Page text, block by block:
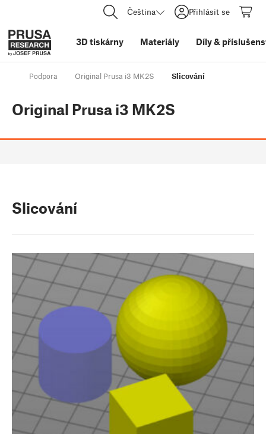
Čeština Přihlásit se
3D tiskárny Materiály Díly&
Podpora Original Prusa i3 MK2S Slicování
Original Prusa i3 MK2S
Slicování